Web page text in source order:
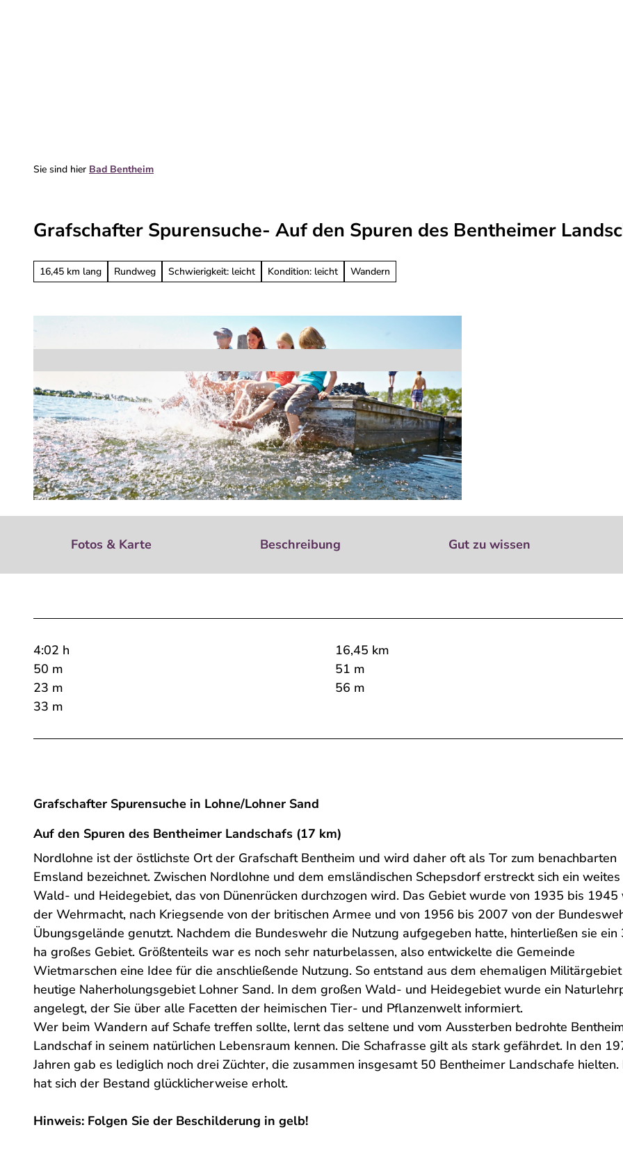
Sie sind hier Bad Bentheim
Grafschafter Spurensuche- Auf den Spuren des Bentheimer
16,45 km lang Rundweg Schwierigkeit: leicht Kondition: leicht Wandern
Fotos & Karte Beschreibung Gut zu wissen
4:02 h
16,45 km
50 m
51 m
23 m
56 m
33 m
Grafschafter Spurensuche in Lohne/Lohner Sand
Auf den Spuren des Bentheimer Landschafs (17 km)
Nordlohne ist der östlichste Ort der Grafschaft Bentheim und wird daher oft als Tor zum benachbarten
Emsland bezeichnet. Zwischen Nordlohne und dem emsländischen Schepsdorf erstreckt sich ein weites
Wald- und Heidegebiet, das von Dünenrücken durchzogen wird. Das Gebiet wurde von 1935 bis 1945
der Wehrmacht, nach Kriegsende von der britischen Armee und von 1956 bis 2007 von der
Übungsgelände genutzt. Nachdem die Bundeswehr die Nutzung aufgegeben hatte, hinterließen sie ein
ha großes Gebiet. Größtenteils war es noch sehr naturbelassen, also entwickelte die Gemeinde
Wietmarschen eine Idee für die anschließende Nutzung. So entstand aus dem ehemaligen
heutige Naherholungsgebiet Lohner Sand. In dem großen Wald- und Heidegebiet wurde ein
angelegt, der Sie über alle Facetten der heimischen Tier- und Pflanzenwelt informiert.
Wer beim Wandern auf Schafe treffen sollte, lernt das seltene und vom Aussterben bedrohte
Landschaf in seinem natürlichen Lebensraum kennen. Die Schafrasse gilt als stark gefährdet. In den
Jahren gab es lediglich noch drei Züchter, die zusammen insgesamt 50 Bentheimer Landschafe hielten.
hat sich der Bestand glücklicherweise erholt.
Hinweis: Folgen Sie der Beschilderung in gelb!